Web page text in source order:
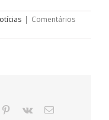
| Comentários
Pinterest
Vk Email